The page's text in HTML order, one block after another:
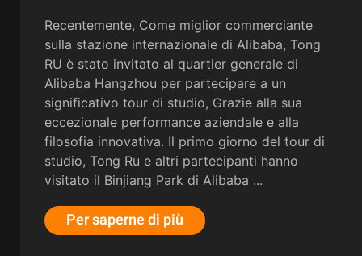
Recentemente, Come miglior commerciante
sulla stazione internazionale di Alibaba, Tong
RU è stato invitato al quartier generale di
Alibaba Hangzhou per partecipare a un
significativo tour di studio, Grazie alla sua
eccezionale performance aziendale e alla
filosofia innovativa. Il primo giorno del tour di
studio, Tong Ru e altri partecipanti hanno
visitato il Binjiang Park di Alibaba ...
Per saperne di più